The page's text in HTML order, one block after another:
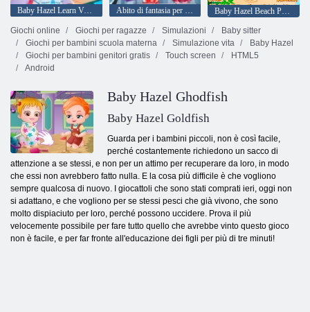
Baby Hazel Learn Veicoli Abito di fantasia per bambini
Baby Hazel Beach Party
Giochi online
Giochi per ragazze Simulazioni
Baby sitter
Giochi per bambini scuola materna
Simulazione vita
Baby Hazel
Giochi per bambini genitori gratis
Touch screen
HTML5
Android
Baby Hazel Ghodfish
Baby Hazel Goldfish
Guarda per i bambini piccoli, non è così facile,
perché costantemente richiedono un sacco di
attenzione a se stessi, e non per un attimo per recuperare da loro, in modo
che essi non avrebbero fatto nulla. E la cosa più difficile è che vogliono
sempre qualcosa di nuovo. I giocattoli che sono stati comprati ieri, oggi non
si adattano, e che vogliono per se stessi pesci che già vivono, che sono
molto dispiaciuto per loro, perché possono uccidere. Prova il più
velocemente possibile per fare tutto quello che avrebbe vinto questo gioco
non è facile, e per far fronte all'educazione dei figli per più di tre minuti!